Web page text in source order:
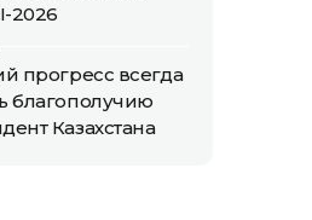
2026
прогресс всегда
благополучию
Казахстана